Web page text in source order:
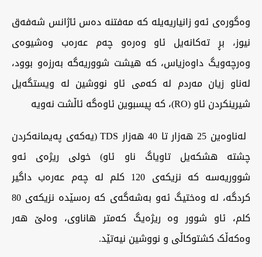
وەگورەی ئەو زانیاریەیلە کە مەفتنە دەس ئاژانس شەفەق
نیوز، بڕ تەکانەیل ئاو وەرەو چەم عەرەب وەشیوەی
وەرچەویگ داوەزیاس، کە هیشت شووریەگە بەرزەو بوود،
لەناو زیان مەردم لە کەمی ئاو نووشین لە ویستگەیل
شیرینکردن ئاو (RO)، کە پیسبوین ئاوەگە ئاڵشت نەویە
لەناوەین 25 هەزار تا 40 هەزار TDS (یەکەی پەیمانەکردن
چشتە هشکەیل تاویاگ ناو ئاو) خولی ریژەی ئەو
شووریەسە کە نزیکەی 120 کلم لە چەم عەرەب داگیر
کردگە، لە وەختیگ ئەو بەشەگەی کە رەسێدە نزیکەی 80
کلم، ئاو شوور وە ریژەیگ کەمتر هاناوی، وەلێ هەر
وەکەڵک کشتوکاڵی و نووشین نیەتێد.